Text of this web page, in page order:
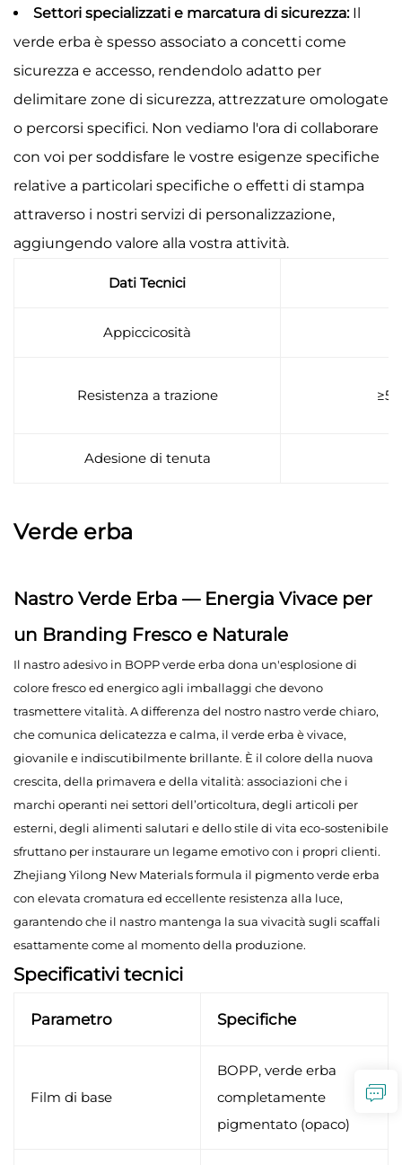
Settori specializzati e marcatura di sicurezza: Il
verde erba è spesso associato a concetti come
sicurezza e accesso, rendendolo adatto per
delimitare zone di sicurezza, attrezzature omologate
o percorsi specifici. Non vediamo l'ora di collaborare
con voi per soddisfare le vostre esigenze specifiche
relative a particolari specifiche o effetti di stampa
attraverso i nostri servizi di personalizzazione,
aggiungendo valore alla vostra attività.
Dati Tecnici
Appiccicosità
Resistenza a trazione
Adesione di tenuta
Verde erba
Nastro Verde Erba — Energia Vivace per
un Branding Fresco e Naturale
Il nastro adesivo in BOPP verde erba dona un'esplosione di
colore fresco ed energico agli imballaggi che devono
trasmettere vitalità. A differenza del nostro nastro verde chiaro,
che comunica delicatezza e calma, il verde erba è vivace,
giovanile e indiscutibilmente brillante. È il colore della nuova
crescita, della primavera e della vitalità: associazioni che i
marchi operanti nei settori dell’orticoltura, degli articoli per
esterni, degli alimenti salutari e dello stile di vita eco-sostenibile
sfruttano per instaurare un legame emotivo con i propri clienti.
Zhejiang Yilong New Materials formula il pigmento verde erba
con elevata cromatura ed eccellente resistenza alla luce,
garantendo che il nastro mantenga la sua vivacità sugli scaffali
esattamente come al momento della produzione.
Specificativi tecnici
Parametro Specifiche
Film di base
BOPP, verde erba
completamente
pigmentato (opaco)